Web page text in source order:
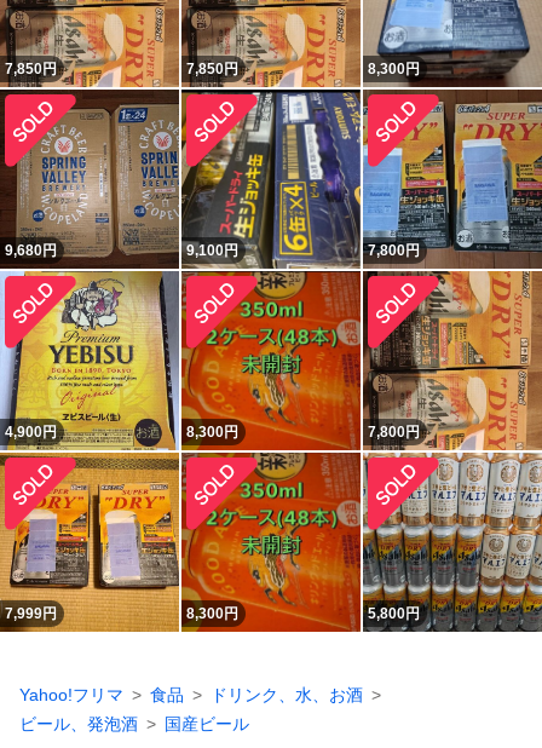
7,850円 7,850円 8,300円
9,680円 9,100円 7,800円
4,900円 8,300円 7,800円
7,999円 8,300円 5,800円
Yahoo!フリマ 食品
ドリンク、水、お酒
ビール、発泡酒
国産ビール